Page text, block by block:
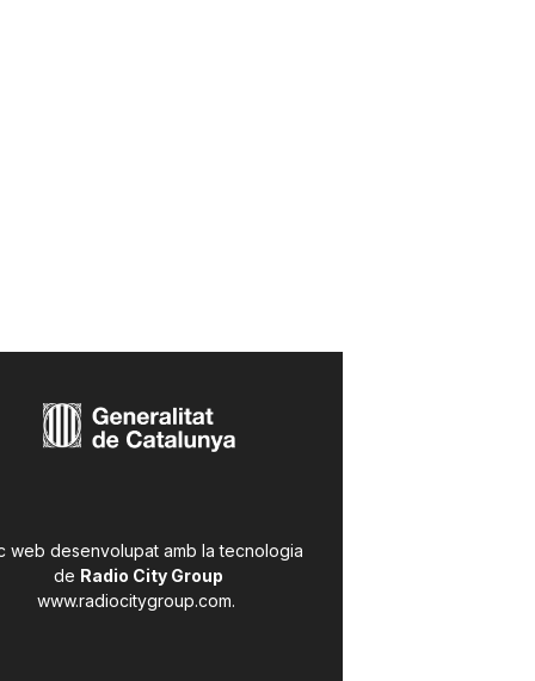
web desenvolupat amb la tecnologia
de Radio City Group
www.radiocitygroup.com.